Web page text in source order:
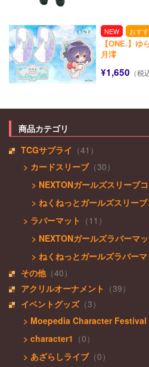
NEW おす
【ONE.】
月澪
¥1,650 （税
商品カテゴリ
TCGサプライ （41）
> カードスリーブ（30）
> NEXTONガールズスリーブ
> ねくねっとガールズスリー
> ラバーマット （11）
> NEXTONガールズラバーマッ
> ねくねっとガールズラバーマ
その他（40）
アクリルオーナメント （39）
イベントグッズ（3）
> Moepedia Character Festival
> character1 （0）
> あざらしライブ（0）